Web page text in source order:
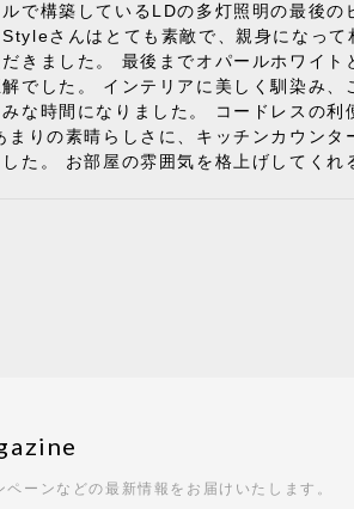
で構築しているLDの多灯照明の最後
さんはとても素敵で、親身になっ
きました。 最後までオパールホワイ
でした。 インテリアに美しく馴染み
な時間になりました。 コードレスの
まりの素晴らしさに、キッチンカウン
た。 お部屋の雰囲気を格上げしてくれ
ューキャンペーン》MG501 キューバチ
31
ペーンなどの最新情報をお届けいたします。